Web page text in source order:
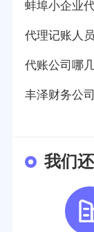
蚌埠小企业
代理记账人
代账公司哪
丰泽财务公
我们